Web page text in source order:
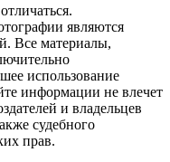
являются
Все материалы,
использование
информации не влечет
и владельцев
судебного
прав.